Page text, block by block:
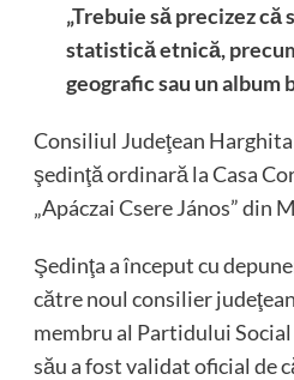
„Trebuie să precizez că
statistică etnică,
geografic sau un album
Consiliul Judeţean
şedinţă ordinară la Casa
„Apáczai Csere János” din
Şedinţa a început cu
către noul consilier
membru al Partidului
său a fost validat oficial de